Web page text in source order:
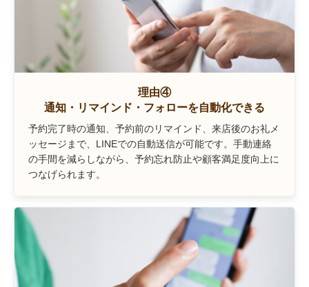
理由④
通知・リマインド・フォローを自動化できる
予約完了時の通知、予約前のリマインド、来店後のお礼メ
ッセージまで、LINEでの自動送信が可能です。手動連絡
の手間を減らしながら、予約忘れ防止や顧客満足度向上に
つなげられます。